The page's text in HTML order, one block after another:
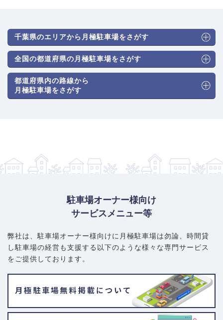
千葉県のエリアから月極駐車場をさがす
全国の都道府県の月極駐車場をさがす
都道府県内の路線から
月極駐車場をさがす
駐車場オーナー様向け
サービスメニュー等
弊社は、駐車場オーナー様向けに月極駐車場は勿論、 時間貸
し駐車場の経営も支援する以下のような様々な専門サービス
をご提供しております。